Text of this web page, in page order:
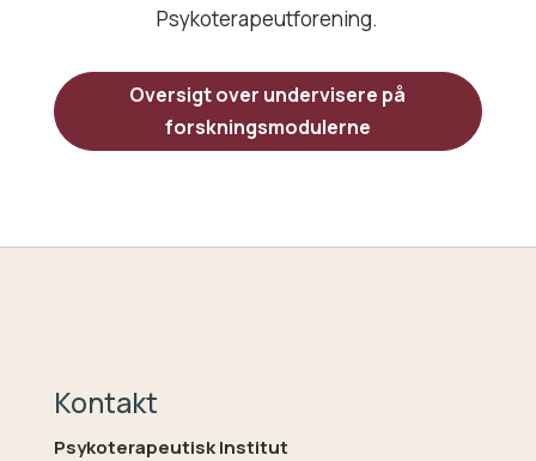
Psykoterapeutforening.
Oversigt over undervisere på
forskningsmodulerne
Kontakt
Psykoterapeutisk Institut